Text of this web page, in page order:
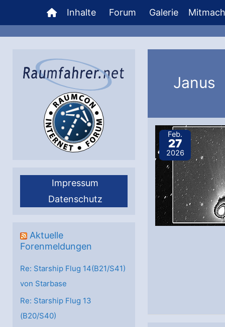
Inhalt
springen
Inhalte Forum Galerie
Impressum
Datenschutz
Aktuelle
Forenmeldungen
Re: Starship Flug 14(B21/S41)
von Starbase
Re: Starship Flug 13
(B20/S40)
Janus
Feb.
27
2026